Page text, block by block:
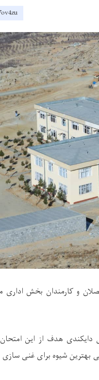
و کارمندان بخش
هدف از این
بهترین شیوه برای غنی